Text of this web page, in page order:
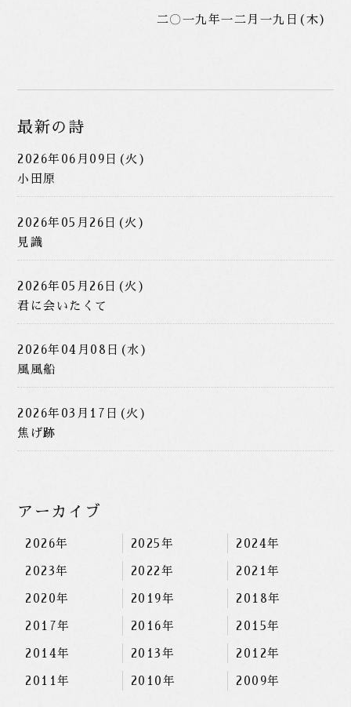
二〇一九年一二月一九日(木)
最新の詩
2026年06月09日(火)
小田原
2026年05月26日(火)
見識
2026年05月26日(火)
君に会いたくて
2026年04月08日(水)
風風船
2026年03月17日(火)
焦げ跡
アーカイブ
2026年 2025年 2024年
2023年 2022年 2021年
2020年 2019年 2018年
2017年 2016年 2015年
2014年 2013年 2012年
2011年 2010年 2009年